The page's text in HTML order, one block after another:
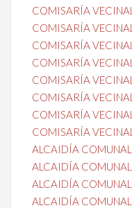
COMISARÍA
COMISARÍA
COMISARÍA
COMISARÍA
COMISARÍA
COMISARÍA
COMISARÍA
COMISARÍA
ALCAIDÍA
ALCAIDÍA
ALCAIDÍA
ALCAIDÍA